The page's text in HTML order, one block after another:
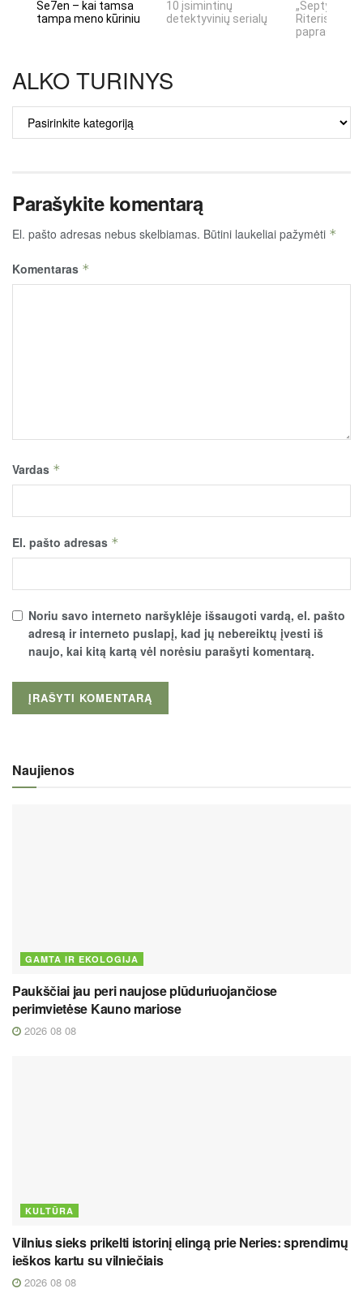
Se7en – kai tamsa
tampa meno kūriniu
10 įsimintinų
detektyvinių serialų
„Septynių
Riteris" – kai
ALKO TURINYS
TURINYS
Parašykite komentarą
El. pašto adresas nebus skelbiamas. Būtini laukeliai pažymėti *
Komentaras *
Vardas *
El. pašto adresas *
Noriu savo interneto naršyklėje išsaugoti vardą, el. pašto
adresą ir interneto puslapį, kad jų nebereiktų įvesti iš
naujo, kai kitą kartą vėl norėsiu parašyti komentarą.
Naujienos
GAMTA IR EKOLOGIJA
Paukščiai jau peri naujose plūduriuojančiose
perimvietėse Kauno mariose
2026 08 08
KULTŪRA
Vilnius sieks prikelti istorinį elingą prie Neries: sprendimų
ieškos kartu su vilniečiais
2026 08 08